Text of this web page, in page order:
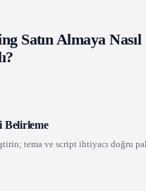
Satın Almaya Nasıl
Belirleme
tema ve script ihtiyacı doğru